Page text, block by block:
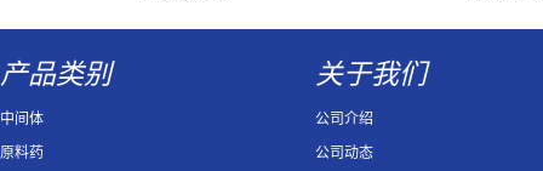
产品类别
中间体
原料药
关于我们
公司介绍
公司动态